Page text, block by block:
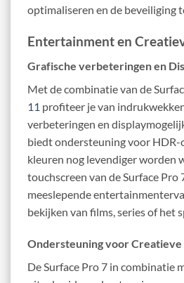
optimaliseren en de beveiliging
Entertainment en
Grafische verbeteringen en
Met de combinatie van de
11 profiteer je van
verbeteringen en
biedt ondersteuning voor
kleuren nog levendiger worden
touchscreen van de Surface Pro
meeslepende
bekijken van films, series of het
Ondersteuning voor Creatieve
De Surface Pro 7 in combinatie